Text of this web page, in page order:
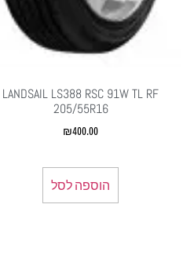
LANDSAIL LS388 RSC 91W TL RF
205/55R16
₪400.00
הוספה לסל